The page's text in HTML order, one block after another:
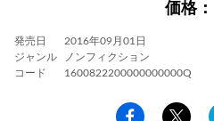
価格：
発売日
2016年09月01日
ジャンル
ノンフィクション
コード
1600822200000000000Q